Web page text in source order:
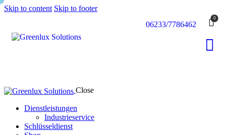
Skip to content Skip to footer
06233/7786462
0
Close
Dienstleistungen
Industrieservice
Schlüsseldienst